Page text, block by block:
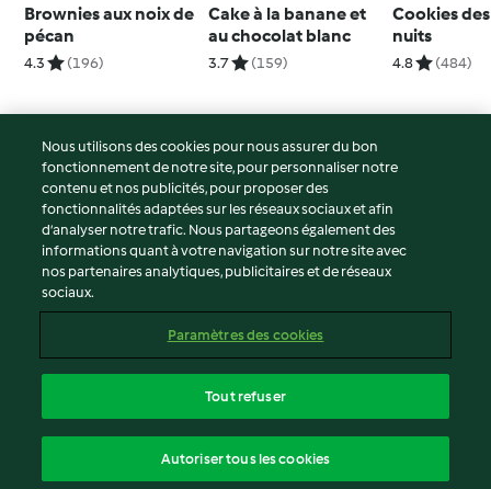
Brownies aux noix de
pécan
4.3 (196)
Cake à la banane et
au chocolat blanc
3.7 (159)
Cookies
nuits
4.8 (484)
© Copyright 2026
Conditions d'utilisation
Politique de confidentialité
Non-responsabilité
Mentions légales
Contenu du rapport
Déclaration d'accessibilité
Nous utilisons des cookies pour nous assurer du bon
fonctionnement de notre site, pour personnaliser notre
contenu et nos publicités, pour proposer des
fonctionnalités adaptées sur les réseaux sociaux et afin
d’analyser notre trafic. Nous partageons également des
informations quant à votre navigation sur notre site avec
nos partenaires analytiques, publicitaires et de réseaux
sociaux.
Paramètres des cookies
Tout refuser
Autoriser tous les cookies